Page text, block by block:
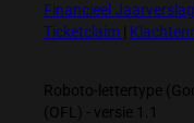
Financieel Jaarverslag
Ticketclaim
Roboto-lettertype
(OFL) - versie 1.1